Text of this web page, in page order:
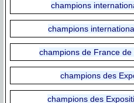
champions
champions
champions de France
champions des
champions des